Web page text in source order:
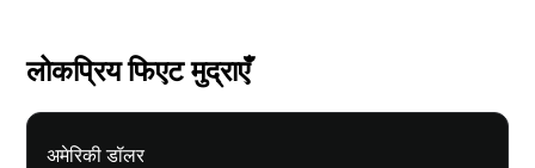
लोकप्रिय फिएट मुद्राएँ
अमेरिकी डॉलर